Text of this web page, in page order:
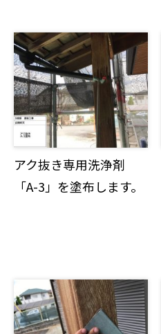
アク抜き専用洗浄剤
「A-3」を塗布します。